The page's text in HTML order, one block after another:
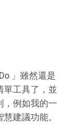
」雖然還是
單工具了，並
，例如我的一
建議功能。